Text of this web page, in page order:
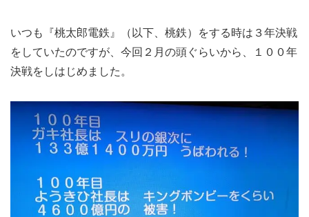
いつも『桃太郎電鉄』（以下、桃鉄）をする時は３年決戦
をしていたのですが、今回２月の頭ぐらいから、１００年
決戦をしはじめました。